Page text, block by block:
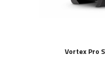
Vortex Pro